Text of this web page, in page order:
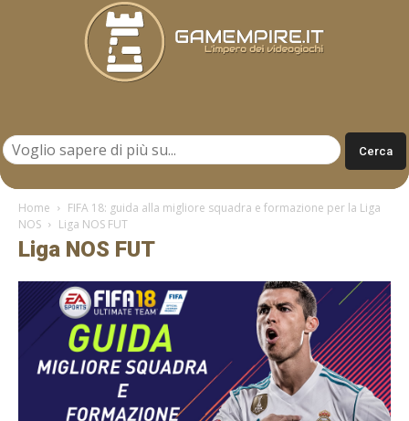
Home
FIFA 18: guida alla migliore squadra e formazione per la Liga
NOS
Liga NOS FUT
Liga NOS FUT